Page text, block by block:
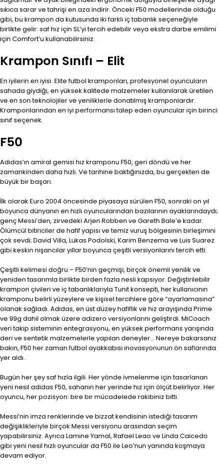
sıkıca sarar ve tahrişi en aza indirir. Önceki F50 modellerinde olduğu
gibi, bu krampon da kutusunda iki farklı iç tabanlık seçeneğiyle
birlikte gelir: saf hız için SL’yi tercih edebilir veya ekstra darbe emilimi
için Comfort’u kullanabilirsiniz.
Krampon Sınıfı – Elit
En iyilerin en iyisi. Elite futbol kramponları, profesyonel oyuncuların
sahada giydiği, en yüksek kalitede malzemeler kullanılarak üretilen
ve en son teknolojiler ve yeniliklerle donatılmış kramponlardır.
Kramponlarından en iyi performansı talep eden oyuncular için birinci
sınıf seçenek.
F50
Adidas’ın amiral gemisi hız kramponu F50, geri döndü ve her
zamankinden daha hızlı. Ve tarihine baktığınızda, bu gerçekten de
büyük bir başarı.
İlk olarak Euro 2004 öncesinde piyasaya sürülen F50, sonraki on yıl
boyunca dünyanın en hızlı oyuncularından bazılarının ayaklarındaydı;
genç Messi’den, zirvedeki Arjen Robben ve Gareth Bale’e kadar.
Ölümcül bitiriciler de hafif yapısı ve temiz vuruş bölgesinin birleşimini
çok sevdi; David Villa, Lukas Podolski, Karim Benzema ve Luis Suarez
gibi keskin nişancılar yıllar boyunca çeşitli versiyonlarını tercih etti.
Çeşitli kelimesi doğru – F50’nin geçmişi, birçok önemli yenilik ve
yeniden tasarımla birlikte birden fazla nesli kapsıyor. Değiştirilebilir
krampon çivileri ve iç tabanlıklarıyla Tunit konsepti, her kullanıcının
kramponu belirli yüzeylere ve kişisel tercihlere göre “ayarlamasına”
olanak sağladı. Adidas, en üst düzey hafiflik ve hız arayışında Prime
ve 99g dahil olmak üzere adizero versiyonlarını geliştirdi. MiCoach
veri takip sisteminin entegrasyonu, en yüksek performans yarışında
deri ve sentetik malzemelerle yapılan deneyler… Nereye bakarsanız
bakın, F50 her zaman futbol ayakkabısı inovasyonunun ön saflarında
yer aldı.
Bugün her şey saf hızla ilgili. Her yönde ivmelenme için tasarlanan
yeni nesil adidas F50, sahanın her yerinde hız için ölçüt belirliyor. Her
oyuncu, her pozisyon: bire bir mücadelede rakibiniz bitti.
Messi’nin imza renklerinde ve bizzat kendisinin istediği tasarım
değişiklikleriyle birçok Messi versiyonu arasından seçim
yapabilirsiniz. Ayrıca Lamine Yamal, Rafael Leao ve Linda Caicedo
gibi yeni nesil hızlı oyuncular da F50 ile Leo’nun yanında koşmaya
devam ediyor.